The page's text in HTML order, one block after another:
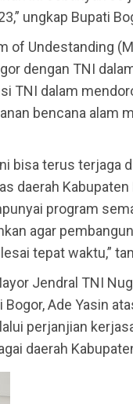
ungkap Bupati
of Undestanding
dengan TNI
TNI dalam
bencana alam
bisa terus terjaga
daerah Kabupaten
program
agar
tepat waktu,”
Jendral TNI
Ade Yasin
perjanjian
daerah